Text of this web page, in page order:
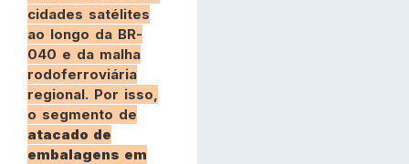
cidades satélites
ao longo da BR-
040 e da malha
rodoferroviária
regional. Por isso,
o segmento de
atacado de
embalagens em